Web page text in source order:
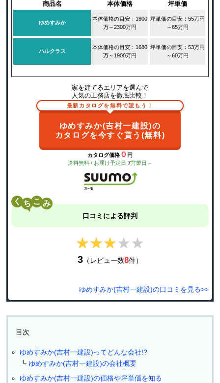
商品名 本体価格 坪単価
ゆめすみか
本体価格の目安：1800
万～2300万円
坪単価の目安：55万円
～65万円
ハルクラス
本体価格の目安：1680
万～1900万円
坪単価の目安：53万円
～60万円
家を建てるエリアを選んで
人気の工務店を徹底比較！
最新カタログを無料で読もう！
ゆめすみか(吉村一建設)の
カタログを今すぐ貰う(無料)
カタログ価格 ０ 円
送料無料 / お届け予定日:7営業日～
く こ
口コミによる評判
★★★★★
★★★★★
3 （レビュー数8件）
ゆめすみか(吉村一建設)の口コミを見る>>
目次
ゆめすみか(吉村一建設)ってどんな会社!?
ゆめすみか(吉村一建設)の会社概要
ゆめすみか(吉村一建設)の価格や坪単価を知る